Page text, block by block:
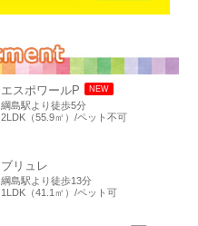
エスポワールP NEW
綱島駅より徒歩5分
2LDK（55.9㎡）/ペット不可
ブリュレ
綱島駅より徒歩13分
1LDK（41.1㎡）/ペット可